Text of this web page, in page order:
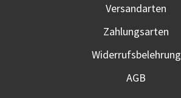
Versandarten
Zahlungsarten
Widerrufsbelehrung
AGB